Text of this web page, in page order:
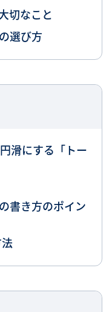
切なこと
選び方
滑にする「トー
書き方のポイン